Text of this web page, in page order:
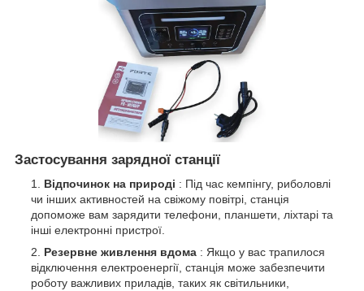
Застосування зарядної станції
Відпочинок на природі : Під час кемпінгу, риболовлі
чи інших активностей на свіжому повітрі, станція
допоможе вам зарядити телефони, планшети, ліхтарі та
інші електронні пристрої.
Резервне живлення вдома : Якщо у вас трапилося
відключення електроенергії, станція може забезпечити
роботу важливих приладів, таких як світильники,